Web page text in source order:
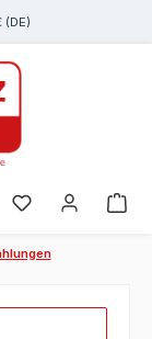
Du hast 0